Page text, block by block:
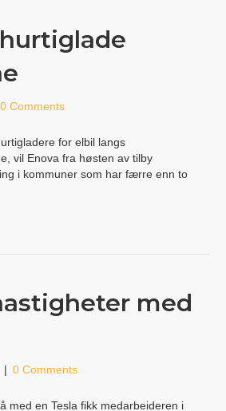
0 Comments
for elbil langs
vil Enova fra høsten av tilby
i kommuner som har færre enn to
med
| 0 Comments
med en Tesla fikk medarbeideren i